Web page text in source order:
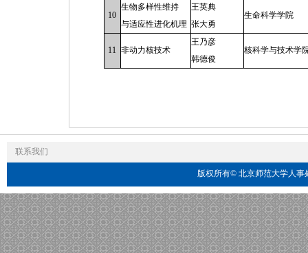
10
生物多样性维持
与适应性进化机理
王英典
张大勇
生命科学学院
11 非动力核技术
王乃彦
韩德俊
核科学与技术学
联系我们
版权所有© 北京师范大学人